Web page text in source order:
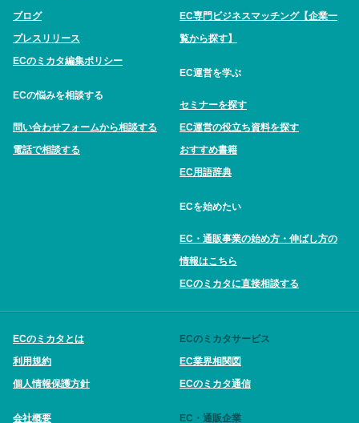
ブログ
プレスリリース
ECのミカタ編集ポリシー
ECの悩みを相談する
問い合わせフォームから相談する
電話で相談する
EC専門ビジネスマッチング【企業一
覧から探す】
EC運営を学ぶ
セミナーを探す
EC運営の役立ち資料を探す
おすすめ書籍
EC用語辞典
ECを始めたい
EC・通販事業の始め方・伸ばし方の
情報はこちら
ECのミカタに直接相談する
ECのミカタとは
利用規約
個人情報保護方針
会社概要
ECのミカタサービス
EC業界相関図
ECのミカタ通信
EC・通販企業